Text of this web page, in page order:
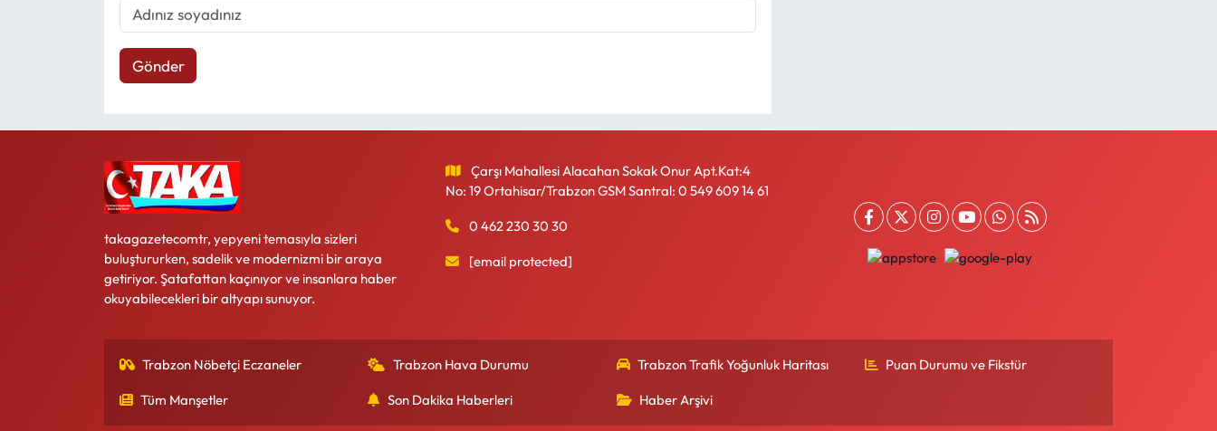
Gönder
takagazetecomtr, yepyeni temasıyla sizleri
buluştururken, sadelik ve modernizmi bir araya
getiriyor. Şatafattan kaçınıyor ve insanlara haber
okuyabilecekleri bir altyapı sunuyor.
Çarşı Mahallesi Alacahan Sokak Onur Apt.Kat:4
No: 19 Ortahisar/Trabzon GSM Santral: 0 549 609 14 61
0 462 230 30 30
[email protected]
Trabzon Nöbetçi Eczaneler Trabzon Hava Durumu Trabzon Trafik Yoğunluk Haritası Puan Durumu ve Fikstür
Tüm Manşetler Son Dakika Haberleri Haber Arşivi